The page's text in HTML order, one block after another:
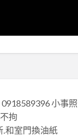
小事
拘
.和室門換油紙